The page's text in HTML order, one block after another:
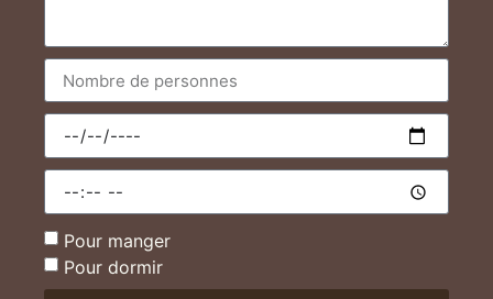
Pour manger
Pour dormir